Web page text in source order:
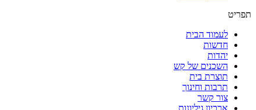
תפריט
לעמוד הבית
חדשות
יהדות
השכנים של קש
תוצרת בית
תרבות וחינוך
צור קשר
ארכיון גיליונות